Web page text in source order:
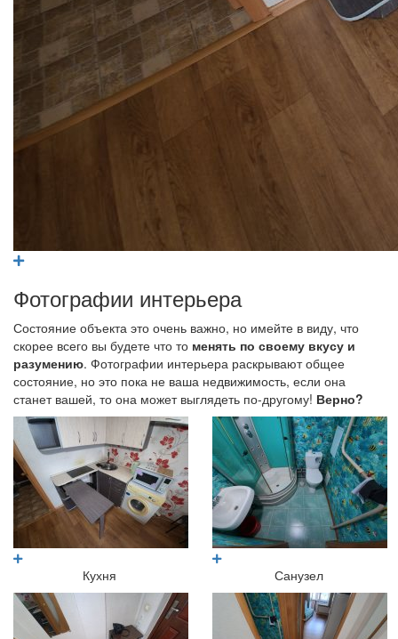
Фотографии интерьера
Состояние объекта это очень важно, но имейте в виду, что
скорее всего вы будете что то менять по своему вкусу и
разумению. Фотографии интерьера раскрывают общее
состояние, но это пока не ваша недвижимость, если она
станет вашей, то она может выглядеть по-другому! Верно?
Кухня Санузел